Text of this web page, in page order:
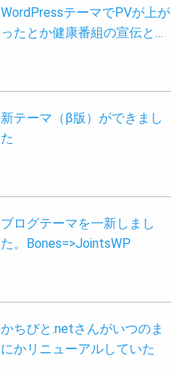
WordPressテーマでPVが上が
ったとか健康番組の宣伝と…
新テーマ（β版）ができまし
た
ブログテーマを一新しまし
た。Bones=>JointsWP
かちびと.netさんがいつのま
にかリニューアルしていた